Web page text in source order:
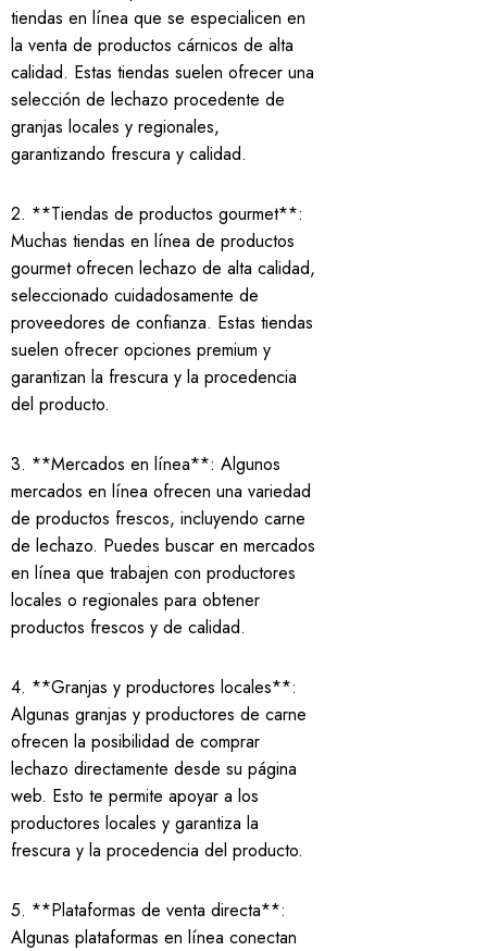
tiendas en línea que se especialicen en
la venta de productos cárnicos de alta
calidad. Estas tiendas suelen ofrecer una
selección de lechazo procedente de
granjas locales y regionales,
garantizando frescura y calidad.
2. **Tiendas de productos gourmet**:
Muchas tiendas en línea de productos
gourmet ofrecen lechazo de alta calidad,
seleccionado cuidadosamente de
proveedores de confianza. Estas tiendas
suelen ofrecer opciones premium y
garantizan la frescura y la procedencia
del producto.
3. **Mercados en línea**: Algunos
mercados en línea ofrecen una variedad
de productos frescos, incluyendo carne
de lechazo. Puedes buscar en mercados
en línea que trabajen con productores
locales o regionales para obtener
productos frescos y de calidad.
4. **Granjas y productores locales**:
Algunas granjas y productores de carne
ofrecen la posibilidad de comprar
lechazo directamente desde su página
web. Esto te permite apoyar a los
productores locales y garantiza la
frescura y la procedencia del producto.
5. **Plataformas de venta directa**:
Algunas plataformas en línea conectan